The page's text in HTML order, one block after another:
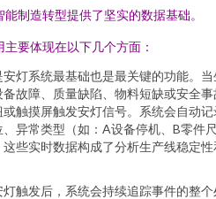
制造转型提供了坚实的数据基础。
要体现在以下几个方面：
安灯系统最基础也是最关键的功能。
故障、质量缺陷、物料短缺或安全事
触摸屏触发安灯信号。系统会自动记
异常类型（如：A设备停机、B零件
些实时数据构成了分析生产线稳定性
灯触发后，系统会持续追踪事件的整